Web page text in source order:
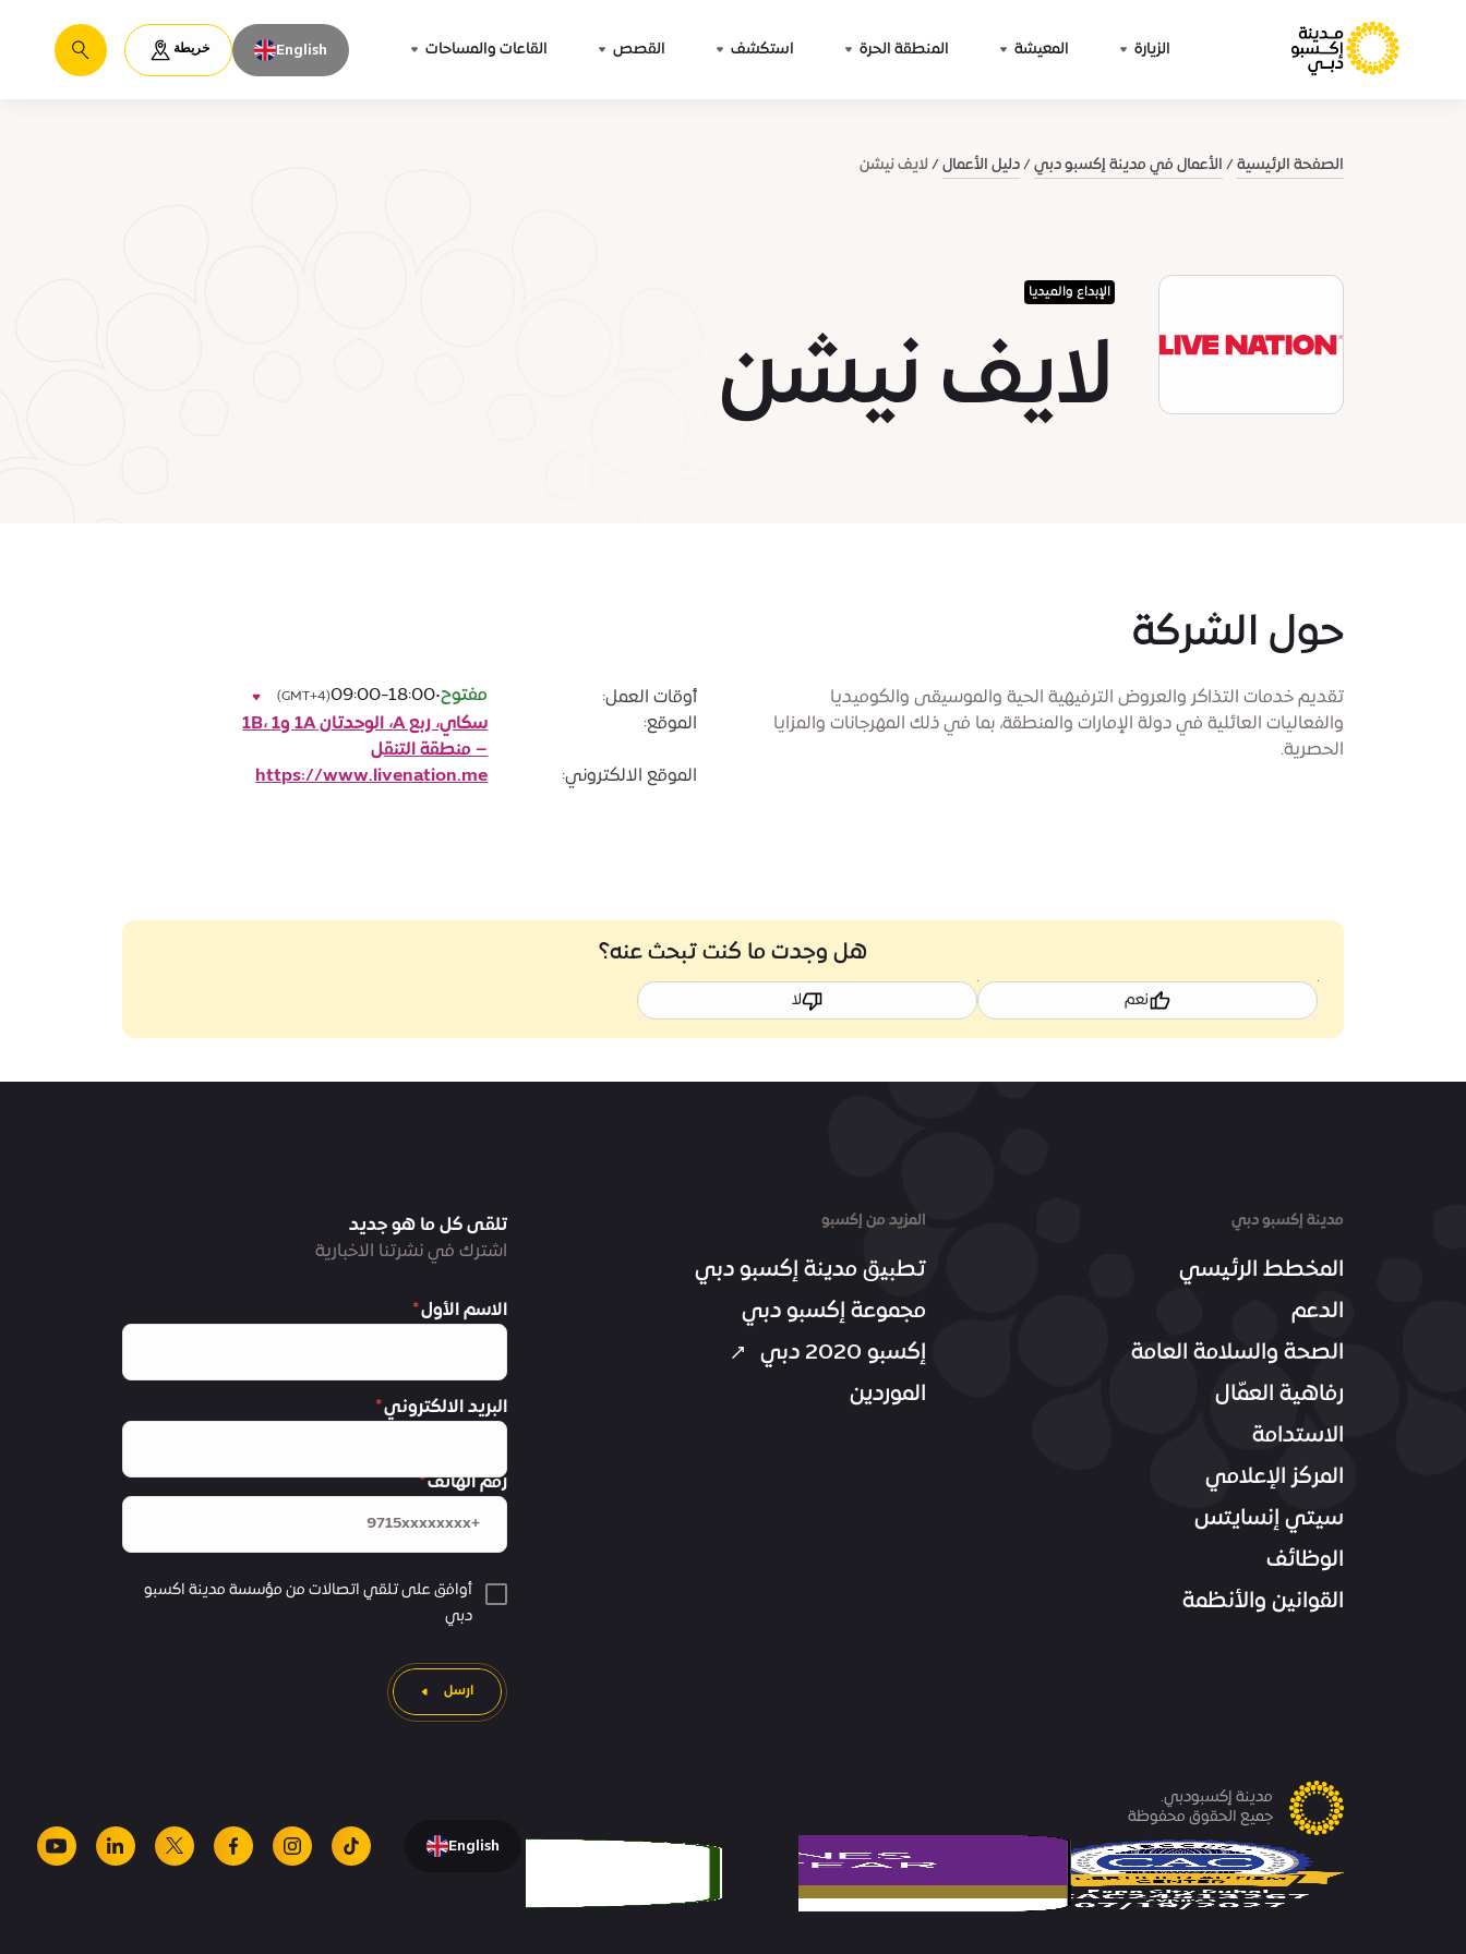
الزيارة المعيشة المنطقة الحرة استكشف القصص القاعات والمساحات English خريطة
يبحث
الصفحة الرئيسية الأعمال في مدينة إكسبو دبي دليل الأعمال لايف نيشن
الإبداع والميديا
لايف نيشن
حول الشركة
تقديم خدمات التذاكر والعروض الترفيهية الحية والموسيقى والكوميديا
والفعاليات العائلية في دولة الإمارات والمنطقة، بما في ذلك المهرجانات والمزايا
الحصرية.
أوقات العمل: مفتوح•
09:00-18:00
(GMT+4)
الموقع:
سكاي، ربع A، الوحدتان 1A و1B، 1
– منطقة التنقل
الموقع الالكتروني:
https://www.livenation.me
هل وجدت ما كنت تبحث عنه؟
نعم لا
مدينة إكسبو دبي
المخطط الرئيسي
الدعم
الصحة والسلامة العامة
رفاهية العمّال
الاستدامة
المركز الإعلامي
سيتي إنسايتس
الوظائف
القوانين والأنظمة
المزيد من إكسبو
تطبيق مدينة إكسبو دبي
مجموعة إكسبو دبي
إكسبو 2020 دبي
الموردين
تلقى كل ما هو جديد
اشترك في نشرتنا الاخبارية
الاسم الأول
البريد الالكتروني
رقم الهاتف
أوافق على تلقي اتصالات من مؤسسة مدينة اكسبو
دبي
ارسل
English
tiktok
instagram
facebook
x
linkedin
مدينة إكسبودبي.
جميع الحقوق محفوظة